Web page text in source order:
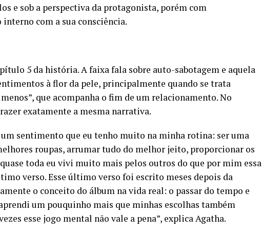
e sob a perspectiva da protagonista, porém com
com a sua consciência.
5 da história. A faixa fala sobre auto-sabotagem e aquela
à flor da pele, principalmente quando se trata
que acompanha o fim de um relacionamento. No
exatamente a mesma narrativa.
um sentimento que eu tenho muito na minha rotina: ser uma
roupas, arrumar tudo do melhor jeito, proporcionar os
toda eu vivi muito mais pelos outros do que por mim essa
verso. Esse último verso foi escrito meses depois da
o conceito do álbum na vida real: o passar do tempo e
um pouquinho mais que minhas escolhas também
esse jogo mental não vale a pena”, explica Agatha.